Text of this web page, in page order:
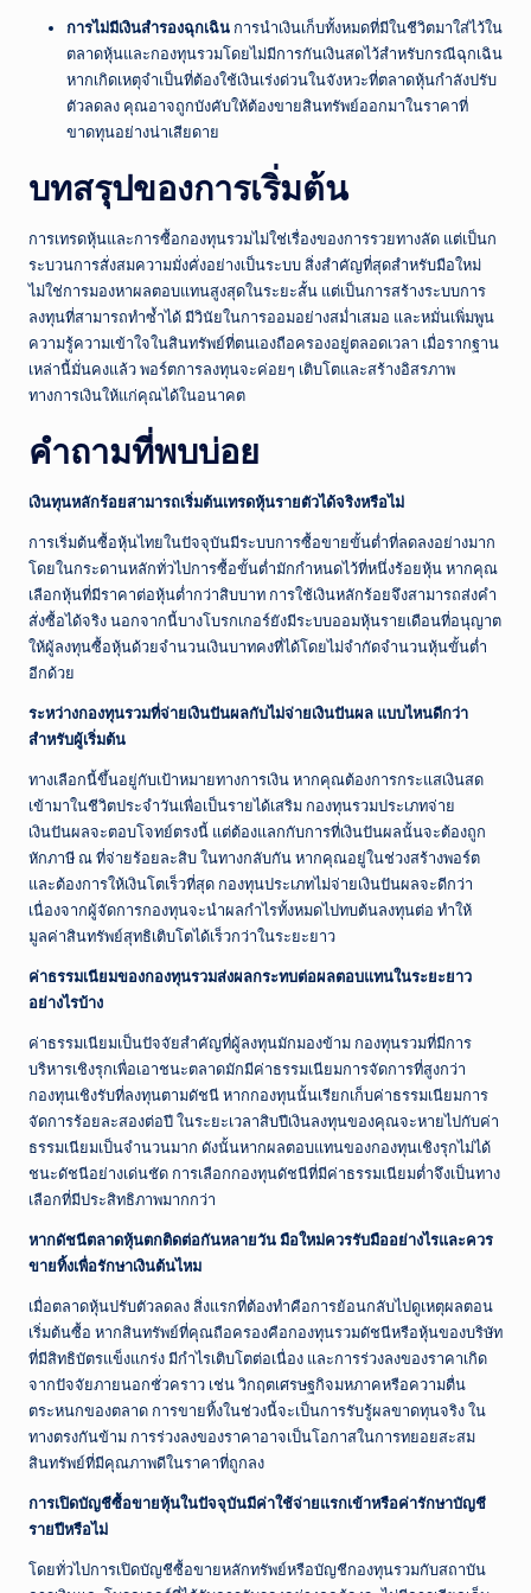
การไม่มีเงินสำรองฉุกเฉิน การนำเงินเก็บทั้งหมดที่มีในชีวิตมาใส่ไว้ใน
ตลาดหุ้นและกองทุนรวมโดยไม่มีการกันเงินสดไว้สำหรับกรณีฉุกเฉิน
หากเกิดเหตุจำเป็นที่ต้องใช้เงินเร่งด่วนในจังหวะที่ตลาดหุ้นกำลังปรับ
ตัวลดลง คุณอาจถูกบังคับให้ต้องขายสินทรัพย์ออกมาในราคาที่
ขาดทุนอย่างน่าเสียดาย
บทสรุปของการเริ่มต้น
การเทรดหุ้นและการซื้อกองทุนรวมไม่ใช่เรื่องของการรวยทางลัด แต่เป็นก
ระบวนการสั่งสมความมั่งคั่งอย่างเป็นระบบ สิ่งสำคัญที่สุดสำหรับมือใหม่
ไม่ใช่การมองหาผลตอบแทนสูงสุดในระยะสั้น แต่เป็นการสร้างระบบการ
ลงทุนที่สามารถทำซ้ำได้ มีวินัยในการออมอย่างสม่ำเสมอ และหมั่นเพิ่มพูน
ความรู้ความเข้าใจในสินทรัพย์ที่ตนเองถือครองอยู่ตลอดเวลา เมื่อรากฐาน
เหล่านี้มั่นคงแล้ว พอร์ตการลงทุนจะค่อยๆ เติบโตและสร้างอิสรภาพ
ทางการเงินให้แก่คุณได้ในอนาคต
คำถามที่พบบ่อย
เงินทุนหลักร้อยสามารถเริ่มต้นเทรดหุ้นรายตัวได้จริงหรือไม่
การเริ่มต้นซื้อหุ้นไทยในปัจจุบันมีระบบการซื้อขายขั้นต่ำที่ลดลงอย่างมาก
โดยในกระดานหลักทั่วไปการซื้อขั้นต่ำมักกำหนดไว้ที่หนึ่งร้อยหุ้น หากคุณ
เลือกหุ้นที่มีราคาต่อหุ้นต่ำกว่าสิบบาท การใช้เงินหลักร้อยจึงสามารถส่งคำ
สั่งซื้อได้จริง นอกจากนี้บางโบรกเกอร์ยังมีระบบออมหุ้นรายเดือนที่อนุญาต
ให้ผู้ลงทุนซื้อหุ้นด้วยจำนวนเงินบาทคงที่ได้โดยไม่จำกัดจำนวนหุ้นขั้นต่ำ
อีกด้วย
ระหว่างกองทุนรวมที่จ่ายเงินปันผลกับไม่จ่ายเงินปันผล แบบไหนดีกว่า
สำหรับผู้เริ่มต้น
ทางเลือกนี้ขึ้นอยู่กับเป้าหมายทางการเงิน หากคุณต้องการกระแสเงินสด
เข้ามาในชีวิตประจำวันเพื่อเป็นรายได้เสริม กองทุนรวมประเภทจ่าย
เงินปันผลจะตอบโจทย์ตรงนี้ แต่ต้องแลกกับการที่เงินปันผลนั้นจะต้องถูก
หักภาษี ณ ที่จ่ายร้อยละสิบ ในทางกลับกัน หากคุณอยู่ในช่วงสร้างพอร์ต
และต้องการให้เงินโตเร็วที่สุด กองทุนประเภทไม่จ่ายเงินปันผลจะดีกว่า
เนื่องจากผู้จัดการกองทุนจะนำผลกำไรทั้งหมดไปทบต้นลงทุนต่อ ทำให้
มูลค่าสินทรัพย์สุทธิเติบโตได้เร็วกว่าในระยะยาว
ค่าธรรมเนียมของกองทุนรวมส่งผลกระทบต่อผลตอบแทนในระยะยาว
อย่างไรบ้าง
ค่าธรรมเนียมเป็นปัจจัยสำคัญที่ผู้ลงทุนมักมองข้าม กองทุนรวมที่มีการ
บริหารเชิงรุกเพื่อเอาชนะตลาดมักมีค่าธรรมเนียมการจัดการที่สูงกว่า
กองทุนเชิงรับที่ลงทุนตามดัชนี หากกองทุนนั้นเรียกเก็บค่าธรรมเนียมการ
จัดการร้อยละสองต่อปี ในระยะเวลาสิบปีเงินลงทุนของคุณจะหายไปกับค่า
ธรรมเนียมเป็นจำนวนมาก ดังนั้นหากผลตอบแทนของกองทุนเชิงรุกไม่ได้
ชนะดัชนีอย่างเด่นชัด การเลือกกองทุนดัชนีที่มีค่าธรรมเนียมต่ำจึงเป็นทาง
เลือกที่มีประสิทธิภาพมากกว่า
หากดัชนีตลาดหุ้นตกติดต่อกันหลายวัน มือใหม่ควรรับมืออย่างไรและควร
ขายทิ้งเพื่อรักษาเงินต้นไหม
เมื่อตลาดหุ้นปรับตัวลดลง สิ่งแรกที่ต้องทำคือการย้อนกลับไปดูเหตุผลตอน
เริ่มต้นซื้อ หากสินทรัพย์ที่คุณถือครองคือกองทุนรวมดัชนีหรือหุ้นของบริษัท
ที่มีสิทธิบัตรแข็งแกร่ง มีกำไรเติบโตต่อเนื่อง และการร่วงลงของราคาเกิด
จากปัจจัยภายนอกชั่วคราว เช่น วิกฤตเศรษฐกิจมหภาคหรือความตื่น
ตระหนกของตลาด การขายทิ้งในช่วงนี้จะเป็นการรับรู้ผลขาดทุนจริง ใน
ทางตรงกันข้าม การร่วงลงของราคาอาจเป็นโอกาสในการทยอยสะสม
สินทรัพย์ที่มีคุณภาพดีในราคาที่ถูกลง
การเปิดบัญชีซื้อขายหุ้นในปัจจุบันมีค่าใช้จ่ายแรกเข้าหรือค่ารักษาบัญชี
รายปีหรือไม่
โดยทั่วไปการเปิดบัญชีซื้อขายหลักทรัพย์หรือบัญชีกองทุนรวมกับสถาบัน